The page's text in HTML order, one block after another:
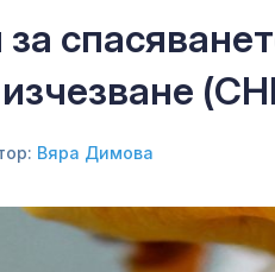
изчезване
Вяра Димова